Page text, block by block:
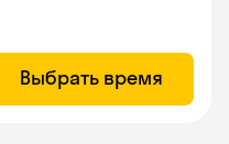
Выбрать время